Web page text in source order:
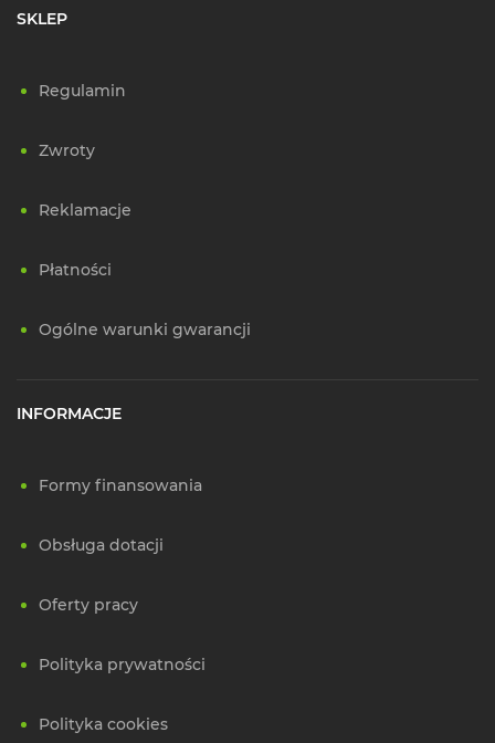
SKLEP
Regulamin
Zwroty
Reklamacje
Płatności
Ogólne warunki gwarancji
INFORMACJE
Formy finansowania
Obsługa dotacji
Oferty pracy
Polityka prywatności
Polityka cookies